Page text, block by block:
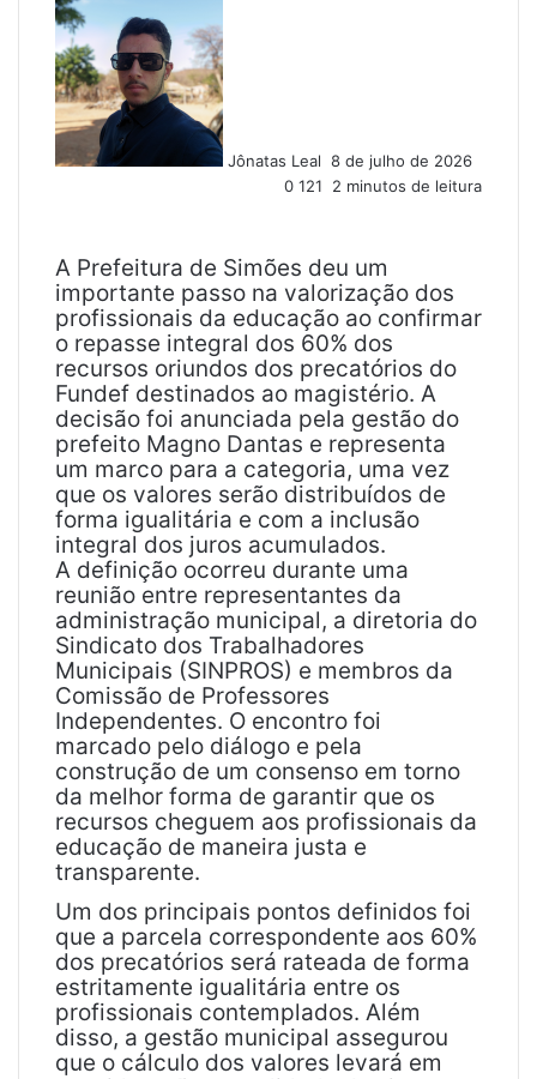
Jônatas Leal m
e
a
i
l
8 de julho de 2026
0 121 2 minutos de leitura
A Prefeitura de Simões deu um
importante passo na valorização dos
profissionais da educação ao confirmar
o repasse integral dos 60% dos
recursos oriundos dos precatórios do
Fundef destinados ao magistério. A
decisão foi anunciada pela gestão do
prefeito Magno Dantas e representa
um marco para a categoria, uma vez
que os valores serão distribuídos de
forma igualitária e com a inclusão
integral dos juros acumulados.
A definição ocorreu durante uma
reunião entre representantes da
administração municipal, a diretoria do
Sindicato dos Trabalhadores
Municipais (SINPROS) e membros da
Comissão de Professores
Independentes. O encontro foi
marcado pelo diálogo e pela
construção de um consenso em torno
da melhor forma de garantir que os
recursos cheguem aos profissionais da
educação de maneira justa e
transparente.
Um dos principais pontos definidos foi
que a parcela correspondente aos 60%
dos precatórios será rateada de forma
estritamente igualitária entre os
profissionais contemplados. Além
disso, a gestão municipal assegurou
que o cálculo dos valores levará em